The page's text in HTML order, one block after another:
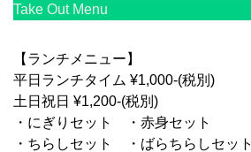
Take Out Menu
【ランチメニュー】
平日ランチタイム ¥1,000-(税別)
土日祝日 ¥1,200-(税別)
・にぎりセット ・赤身セット
・ちらしセット ・ばらちらしセット